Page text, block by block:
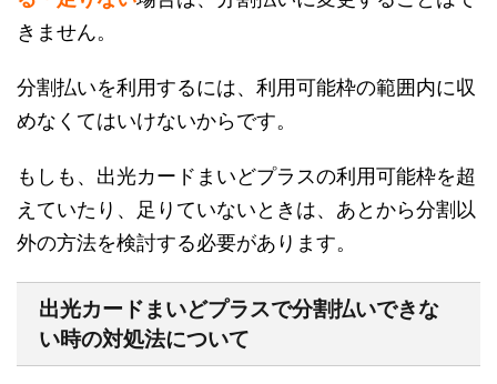
きません。
分割払いを利用するには、利用可能枠の範囲内に収
めなくてはいけないからです。
もしも、出光カードまいどプラスの利用可能枠を超
えていたり、足りていないときは、あとから分割以
外の方法を検討する必要があります。
出光カードまいどプラスで分割払いできな
い時の対処法について